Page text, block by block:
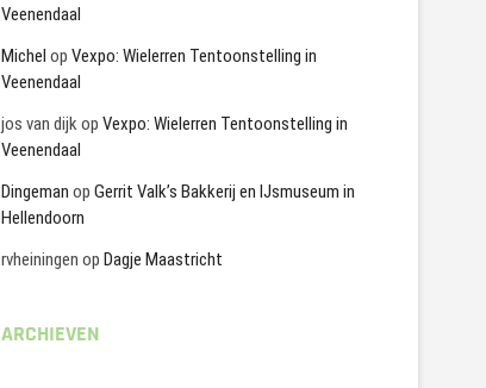
Veenendaal
Michel op Vexpo: Wielerren Tentoonstelling in
Veenendaal
jos van dijkop Vexpo: Wielerren Tentoonstelling in
Veenendaal
Dingeman op Gerrit Valk’s Bakkerij en IJsmuseum in
Hellendoorn
rvheiningen op Dagje Maastricht
ARCHIEVEN